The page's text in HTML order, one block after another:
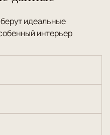
идеальные
интерьер